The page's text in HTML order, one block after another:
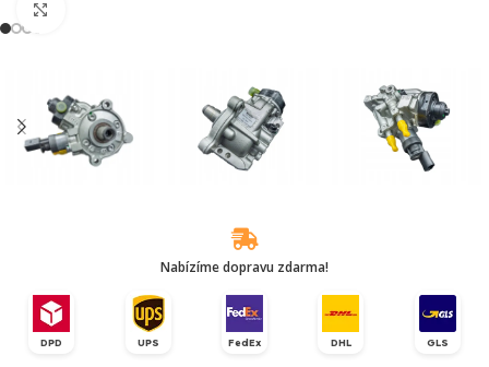
Nabízíme dopravu zdarma!
DPD UPS FedEx DHL GLS